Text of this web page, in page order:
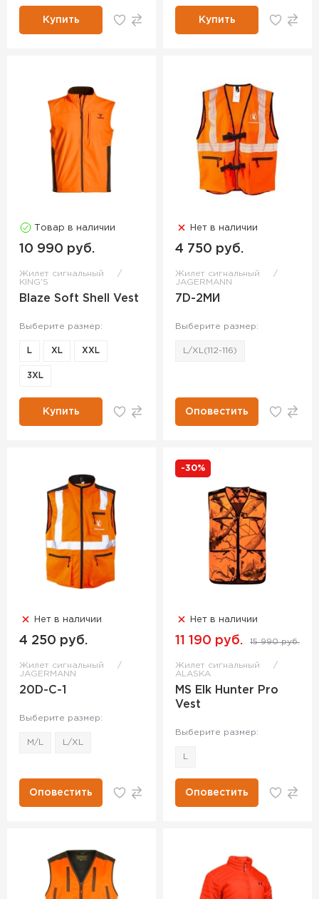
Купить Купить
Товар в наличии
10 990 руб.
Жилет сигнальный
KING'S
Blaze Soft Shell Vest
Выберите размер:
L XL XXL
3XL
Купить
Нет в наличии
4 750 руб.
Жилет сигнальный
JAGERMANN
7D-2MИ
Выберите размер:
L/XL(112-116)
Оповестить
Нет в наличии
4 250 руб.
Жилет сигнальный
JAGERMANN
20D-C-1
Выберите размер:
M/L L/XL
Оповестить
-30%
Нет в наличии
11 190 руб. 15 990 руб.
Жилет сигнальный
ALASKA
MS Elk Hunter Pro
Vest
Выберите размер:
Оповестить